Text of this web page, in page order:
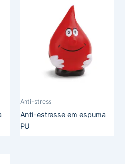
Anti-stress
Anti-estresse em espuma
PU